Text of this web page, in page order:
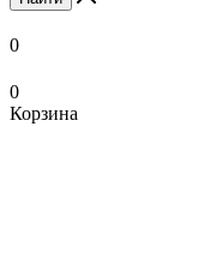
0
0
Корзина